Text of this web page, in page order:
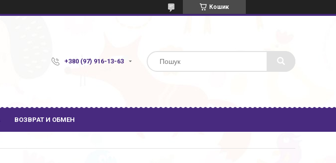
Кошик
+380 (97) 916-13-63
ВОЗВРАТ И ОБМЕН